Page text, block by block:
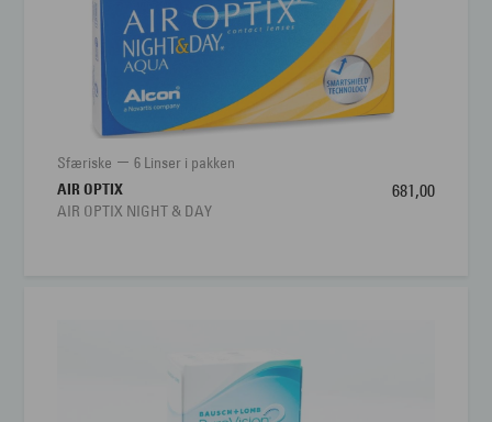
Sfæriske
6 Linser i pakken
AIR OPTIX
AIR OPTIX NIGHT & DAY
681,00